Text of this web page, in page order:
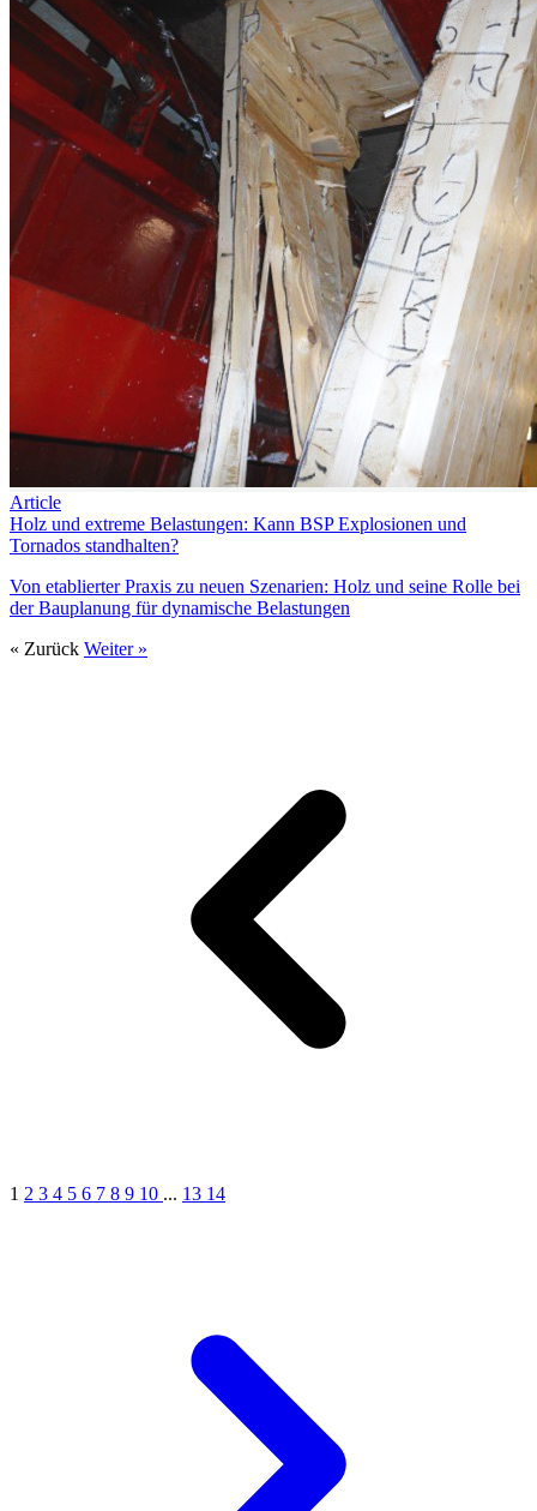
Article
Holz und extreme Belastungen: Kann BSP Explosionen und
Tornados standhalten?
Von etablierter Praxis zu neuen Szenarien: Holz und seine Rolle bei
der Bauplanung für dynamische Belastungen
« Zurück Weiter »
1 2 3 4 5 6 7 8 9 10 ... 13 14